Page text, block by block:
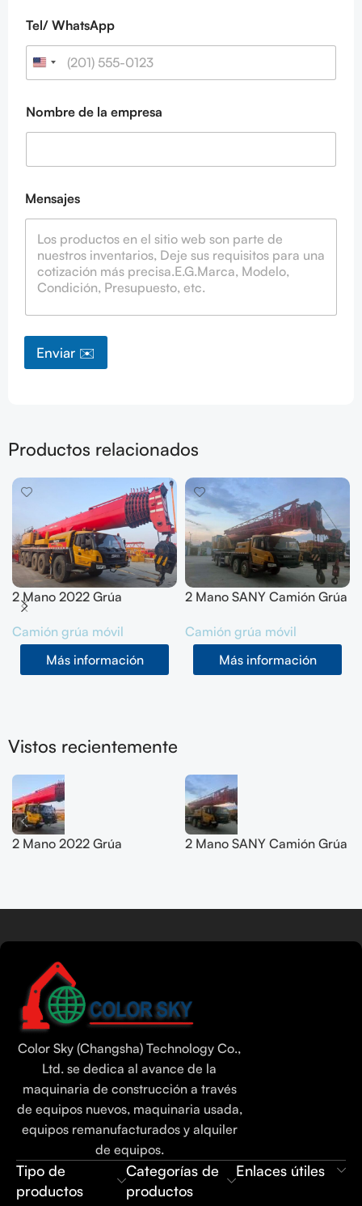
r
y
u
t
e
Tel/ WhatsApp
Nombre de la empresa
Mensajes
Enviar ✉️
Productos relacionados
2 Mano 2022 Grúa
todoterreno SANY 200T
SYM5556JQZ200C
Camión grúa móvil
Más información
2 Mano SANY Camión Grúa
(STC500E5) 2021
Camión grúa móvil
Más información
Vistos recientemente
2 Mano 2022 Grúa
2 Mano SANY Camión Grúa
Color Sky (Changsha) Technology Co.,
Ltd. se dedica al avance de la
maquinaria de construcción a través
de equipos nuevos, maquinaria usada,
equipos remanufacturados y alquiler
de equipos.
Tipo de
productos
Categorías de
productos
Enlaces útiles
Indonesian
Vietnamese
Portuguese
Russian
Hindi
Urdu
Tamil